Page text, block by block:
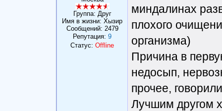
Группа: Друг
Имя в жизни: Хызир
Сообщений: 2479
Репутация: 9
Статус: Offline
миндалинах
плохого
организма)
Причина в
недосып,
прочее,
Лучшим другом